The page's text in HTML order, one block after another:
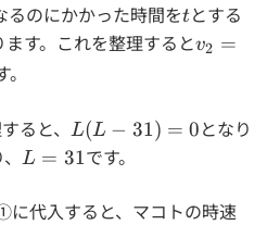
るのにかかった時間をt
tとする
ます。これを整理するとv2 =
と、 L(L-
31)=0
L(L − 31) = 0となり
L=31
L = 31です。
に代入すると、マコトの時速